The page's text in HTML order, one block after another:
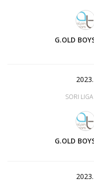
G.OLD
SORI
G.OLD